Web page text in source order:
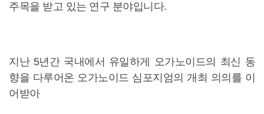
주목을 받고 있는 연구 분야입니다.
지난 5년간 국내에서 유일하게 오가노이드의 최신 동
향을 다루어온 오가노이드 심포지엄의 개최 의의를 이
어받아